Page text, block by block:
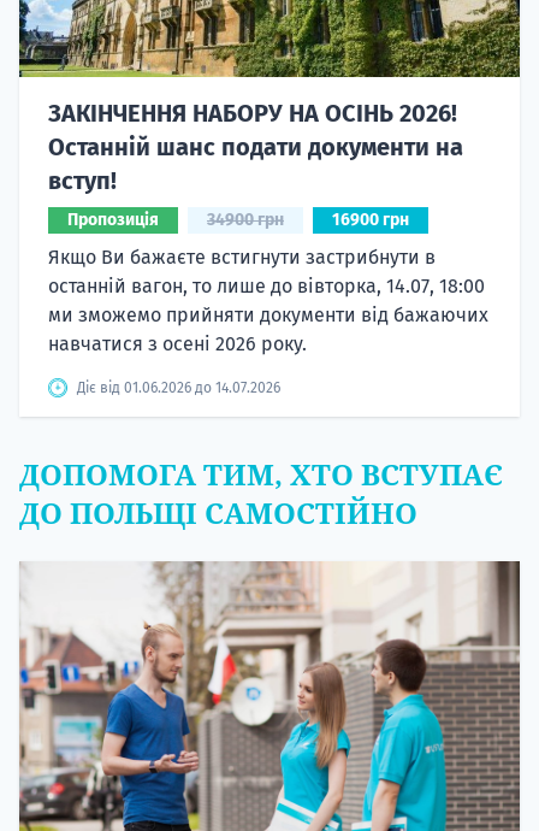
ЗАКІНЧЕННЯ НАБОРУ НА ОСІНЬ 2026!
Останній шанс подати документи на
вступ!
Пропозиція 34900 грн 16900 грн
Якщо Ви бажаєте встигнути застрибнути в
останній вагон, то лише до вівторка, 14.07, 18:00
ми зможемо прийняти документи від бажаючих
навчатися з осені 2026 року.
Діє від 01.06.2026 до 14.07.2026
ДОПОМОГА ТИМ, ХТО ВСТУПАЄ
ДО ПОЛЬЩІ САМОСТІЙНО